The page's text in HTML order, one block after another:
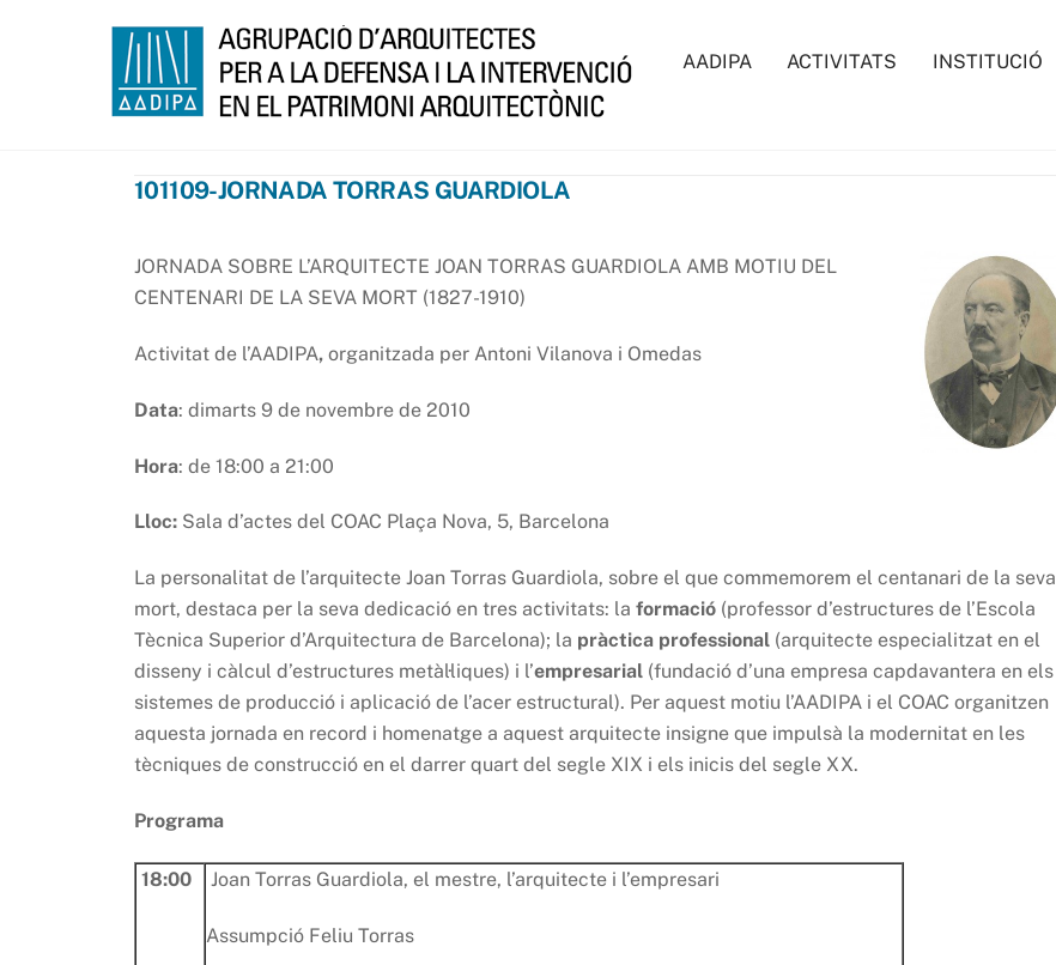
AADIPA ACTIVITATS INSTITUCIÓ
101109-JORNADA TORRAS GUARDIOLA
JORNADA SOBRE L’ARQUITECTE JOAN TORRAS GUARDIOLA AMB MOTIU DEL
CENTENARI DE LA SEVA MORT (1827-1910)
Activitat de l’AADIPA, organitzada per Antoni Vilanova i Omedas
Data: dimarts 9 de novembre de 2010
Hora: de 18:00 a 21:00
Lloc: Sala d’actes del COAC Plaça Nova, 5, Barcelona
La personalitat de l’arquitecte Joan Torras Guardiola, sobre el que commemorem el centanari de la seva
mort, destaca per la seva dedicació en tres activitats: la formació (professor d’estructures de l’Escola
Tècnica Superior d’Arquitectura de Barcelona); la pràctica professional (arquitecte especialitzat en el
disseny i càlcul d’estructures metàl·liques) i l’empresarial (fundació d’una empresa capdavantera en els
sistemes de producció i aplicació de l’acer estructural). Per aquest motiu l’AADIPA i el COAC organitzen
aquesta jornada en record i homenatge a aquest arquitecte insigne que impulsà la modernitat en les
tècniques de construcció en el darrer quart del segle XIX i els inicis del segle XX.
Programa
18:00 Joan Torras Guardiola, el mestre, l’arquitecte i l’empresari
Assumpció Feliu Torras